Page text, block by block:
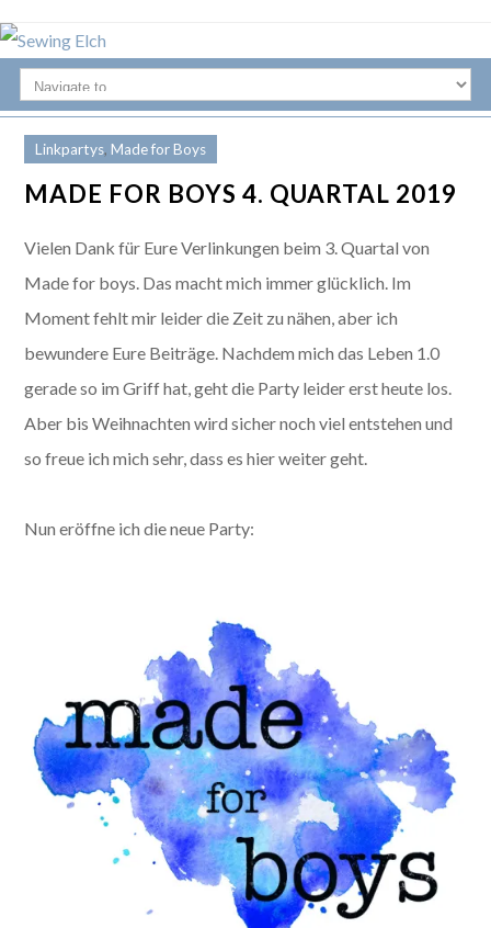
Linkpartys,Made for Boys
MADE FOR BOYS 4. QUARTAL 2019
Vielen Dank für Eure Verlinkungen beim 3. Quartal von
Made for boys. Das macht mich immer glücklich. Im
Moment fehlt mir leider die Zeit zu nähen, aber ich
bewundere Eure Beiträge. Nachdem mich das Leben 1.0
gerade so im Griff hat, geht die Party leider erst heute los.
Aber bis Weihnachten wird sicher noch viel entstehen und
so freue ich mich sehr, dass es hier weiter geht.
Nun eröffne ich die neue Party: